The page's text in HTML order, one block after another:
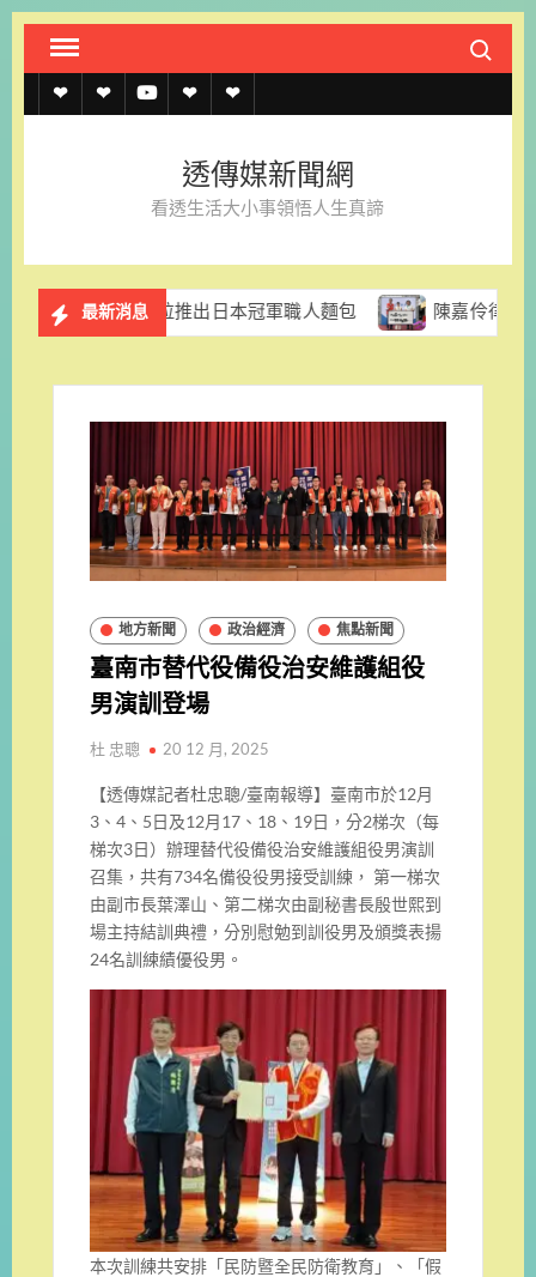
Skip
content
Search
透
約
透
上
記
透 聯
我
官
LINE
透傳媒新聞網
看透生活大小事領悟人生真諦
最新消息
推出日本冠軍職人麵包 陳嘉伶律師創立易勝法律事務
地方新聞 政治經濟 焦點新聞
臺南市替代役備役治安維護組役
男演訓登場
杜 忠聰 20 12 月, 2025
【透傳媒記者杜忠聰/臺南報導】臺南市於12月
3、4、5日及12月17、18、19日，分2梯次（每
梯次3日）辦理替代役備役治安維護組役男演訓
召集，共有734名備役役男接受訓練， 第一梯次
由副市長葉澤山、第二梯次由副秘書長殷世熙到
場主持結訓典禮，分別慰勉到訓役男及頒獎表揚
24名訓練績優役男。
本次訓練共安排「民防暨全民防衛教育」、「假